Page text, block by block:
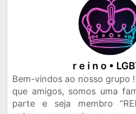
r e i n o •
Bem-vindos ao nosso grupo
que amigos, somos uma
parte e seja membro